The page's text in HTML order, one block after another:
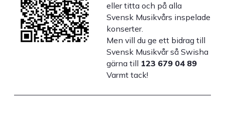
eller titta och på alla
Svensk Musikvårs inspelade
konserter.
Men vill du ge ett bidrag till
Svensk Musikvår så Swisha
gärna till 123 679 04 89
Varmt tack!